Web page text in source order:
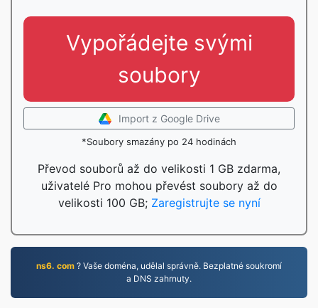
Vypořádejte svými
soubory
Import z Google Drive
*Soubory smazány po 24 hodinách
Převod souborů až do velikosti 1 GB zdarma,
uživatelé Pro mohou převést soubory až do
velikosti 100 GB; Zaregistrujte se nyní
ns6. com ? Vaše doména, udělal správně. Bezplatné soukromí
a DNS zahrnuty.